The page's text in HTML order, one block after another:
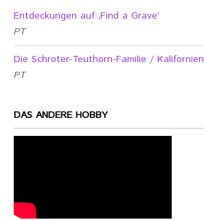
Entdeckungen auf ‚Find a Grave‘
PT
Die Schroter-Teuthorn-Familie / Kalifornien
PT
DAS ANDERE HOBBY